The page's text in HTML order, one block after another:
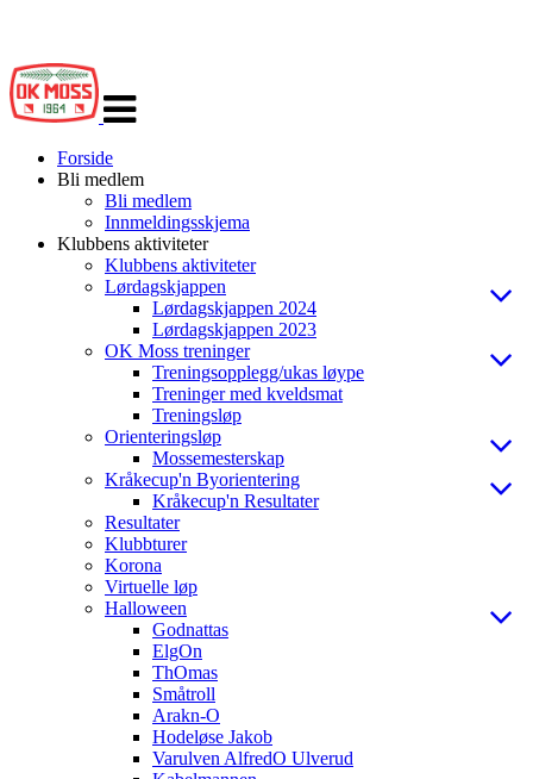
navigasjon
Forside
Bli medlem
Bli medlem
Innmeldingsskjema
Klubbens aktiviteter
Klubbens aktiviteter
Lørdagskjappen
Lørdagskjappen 2024
Lørdagskjappen 2023
OK Moss treninger
Treningsopplegg/ukas løype
Treninger med kveldsmat
Treningsløp
Orienteringsløp
Mossemesterskap
Kråkecup'n Byorientering
Kråkecup'n Resultater
Resultater
Klubbturer
Korona
Virtuelle løp
Halloween
Godnattas
ElgOn
ThOmas
Småtroll
Arakn-O
Hodeløse Jakob
Varulven AlfredO Ulverud